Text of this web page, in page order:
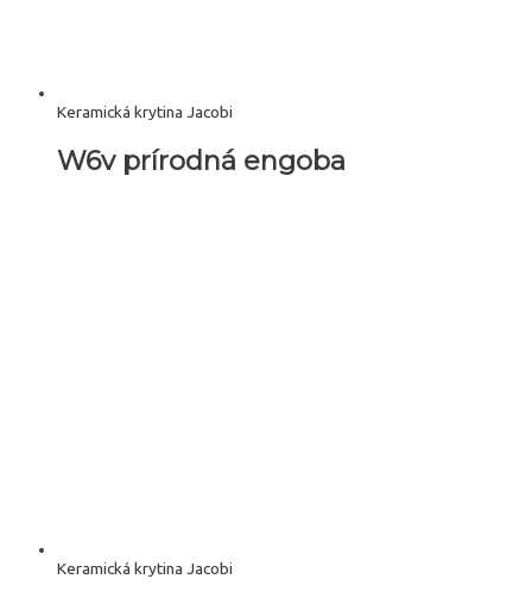
Keramická krytina Jacobi
W6v prírodná engoba
Keramická krytina Jacobi